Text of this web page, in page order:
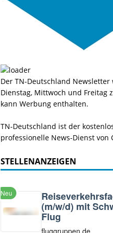
Der TN-Deutschland
Dienstag, Mittwoch und Freitag
kann Werbung enthalten.
TN-Deutschland ist der
professionelle News-Dienst von
STELLENANZEIGEN